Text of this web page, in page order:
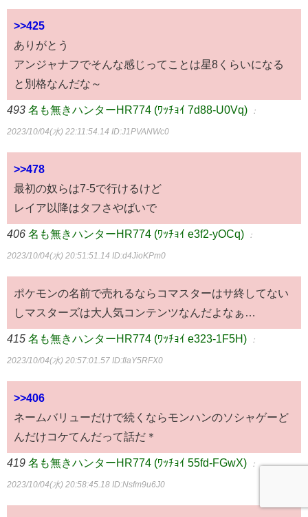
>>425
ありがとう
アンジャナフでそんな感じってことは星8くらいになる
と別格なんだな～
493 名も無きハンターHR774 (ﾜｯﾁｮｲ 7d88-U0Vq) ：
2023/10/04(水) 22:11:54.14 ID:J1PVANWc0
>>478
最初の奴らは7-5で行けるけど
レイア以降はタフさやばいで
406 名も無きハンターHR774 (ﾜｯﾁｮｲ e3f2-yOCq) ：
2023/10/04(水) 20:51:51.14 ID:d4JioKPm0
ポケモンの名前で売れるならコマスターはサ終してない
しマスターズは大人気コンテンツなんだよなぁ…
415 名も無きハンターHR774 (ﾜｯﾁｮｲ e323-1F5H) ：
2023/10/04(水) 20:57:01.57 ID:flaY5RFX0
>>406
ネームバリューだけで続くならモンハンのソシャゲーど
んだけコケてんだって話だ＊
419 名も無きハンターHR774 (ﾜｯﾁｮｲ 55fd-FGwX) ：
2023/10/04(水) 20:58:45.18 ID:Nsfm9u6J0